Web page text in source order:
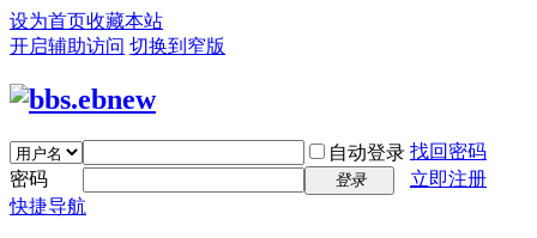
设为首页收藏本站
开启辅助访问 切换到窄版
自动登录 找回密码
密码
登录
立即注册
快捷导航